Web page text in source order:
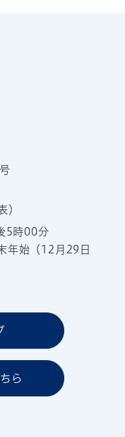
）
5時00分
年始（12月29日
ら